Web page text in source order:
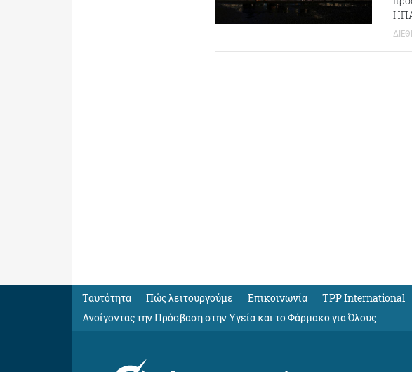
ΗΠΑ
Ταυτότητα Πώς λειτουργούμε Eπικοινωνία TPP International
Ανοίγοντας την Πρόσβαση στην Υγεία και το Φάρμακο για Όλους